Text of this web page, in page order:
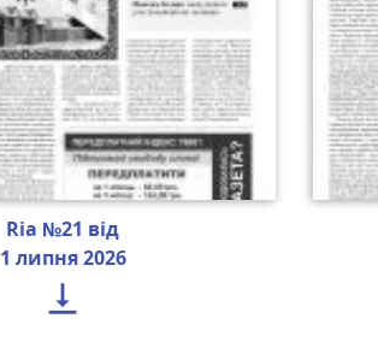
Ria №21 від
1 липня 2026
